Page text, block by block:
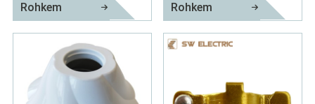
Rohkem
Lambihoidja sissepritsevorm
Rohkem
Messingist ülemine pistikutihvt